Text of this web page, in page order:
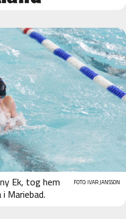
FOTO: IVAR JANSSON
Ek, tog hem
Mariebad.